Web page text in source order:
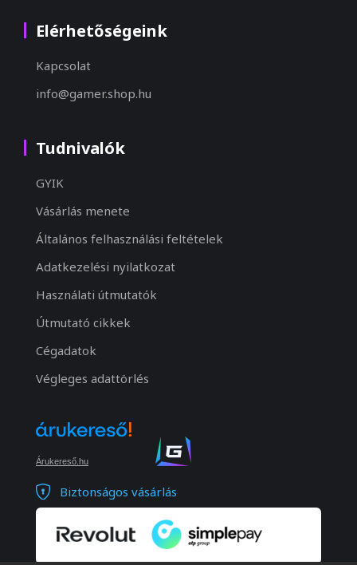
Elérhetőségeink
Kapcsolat
info@gamer.shop.hu
Tudnivalók
GYIK
Vásárlás menete
Általános felhasználási feltételek
Adatkezelési nyilatkozat
Használati útmutatók
Útmutató cikkek
Cégadatok
Végleges adattörlés
Árukereső.hu
Biztonságos vásárlás